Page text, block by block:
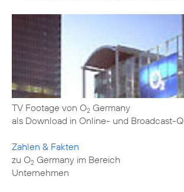
TV Footage von O2 Germany
als Download in Online- und Broadcast-
Zahlen & Fakten
zu O2 Germany im Bereich
Unternehmen